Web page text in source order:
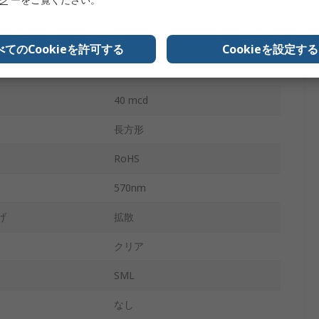
2
40 mcd
長方形
RoHS
570nm
拡散
クリア
SML
なし
てのCookieを許可する Cookieを設定する